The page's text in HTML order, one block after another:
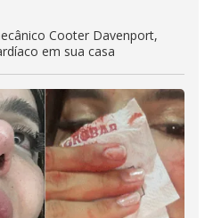
Cooter Davenport,
em sua casa